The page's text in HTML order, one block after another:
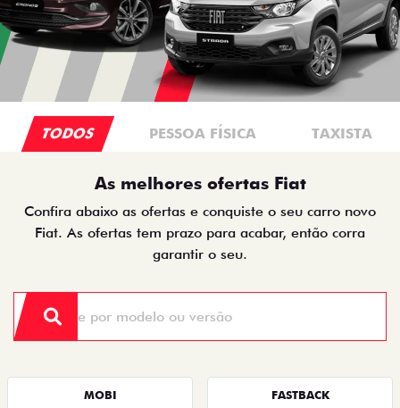
TODOS PESSOA FÍSICA TAXISTA
As melhores ofertas Fiat
Confira abaixo as ofertas e conquiste o seu carro novo
Fiat. As ofertas tem prazo para acabar, então corra
garantir o seu.
MOBI FASTBACK